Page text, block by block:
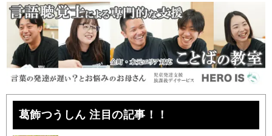
葛飾つうしん 注目の記事！！